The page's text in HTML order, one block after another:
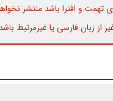
تهمت و افترا باشد منتشر
از زبان فارسی یا غیرمرتبط